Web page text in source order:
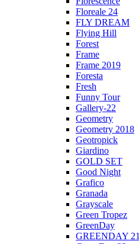
Floreale 24
FLY DREAM
Flying Hill
Forest
Frame
Frame 2019
Foresta
Fresh
Funny Tour
Gallery-22
Geometry
Geometry 2018
Geotropick
Giardino
GOLD SET
Good Night
Grafico
Granada
Grayscale
Green Tropez
GreenDay
GREENDAY 21